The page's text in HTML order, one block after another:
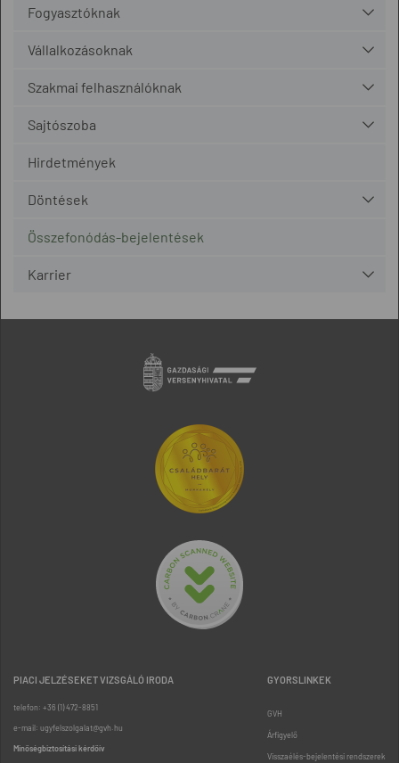
Fogyasztóknak
Vállalkozásoknak
Szakmai felhasználóknak
Sajtószoba
Hirdetmények
Döntések
Összefonódás-bejelentések
Karrier
PIACI JELZÉSEKET VIZSGÁLÓ IRODA
telefon: +36 (1) 472-8851
e-mail: ugyfelszolgalat@gvh.hu
Minőségbiztosítási kérdőív
GYORSLINKEK
GVH
Árfigyelő
Visszaélés-bejelentési rendszerek